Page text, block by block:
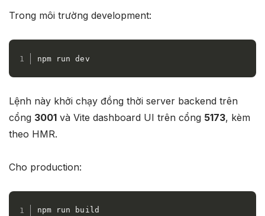
Trong môi trường development:
npm run dev
Lệnh này khởi chạy đồng thời server backend trên
cổng 3001 và Vite dashboard UI trên cổng 5173, kèm
theo HMR.
Cho production:
npm run build